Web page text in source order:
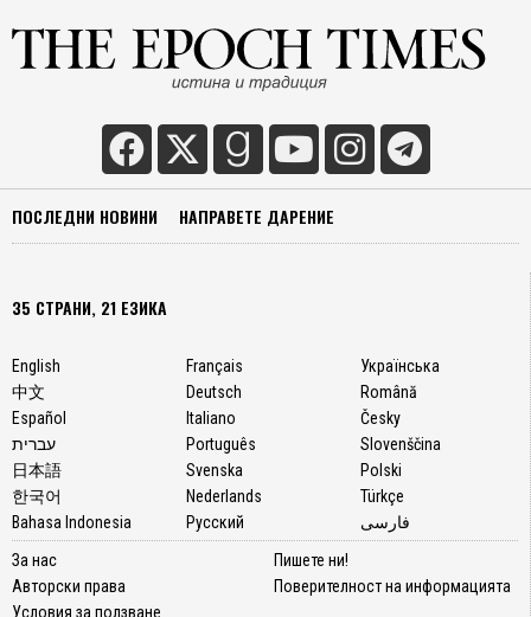
ПОСЛЕДНИ НОВИНИ НАПРАВЕТЕ ДАРЕНИЕ
35 СТРАНИ, 21 ЕЗИКА
English
中文
Español
עברית
日本語
한국어
Bahasa Indonesia
Français
Deutsch
Italiano
Português
Svenska
Nederlands
Русский
Українська
Română
Česky
Slovenščina
Polski
Türkçe
فارسی
За нас
Авторски права
Условия за ползване
Пишете ни!
Поверителност на информацията